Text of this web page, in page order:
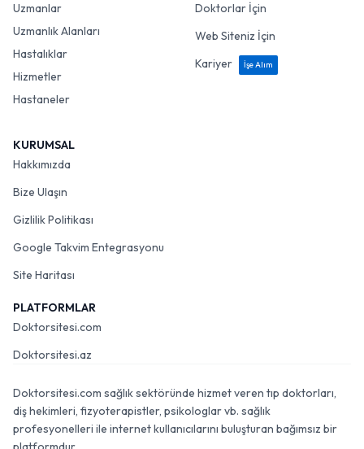
Uzmanlar
Uzmanlık Alanları
Hastalıklar
Hizmetler
Hastaneler
Doktorlar İçin
Web Siteniz İçin
Kariyer
İşe Alım
KURUMSAL
Hakkımızda
Bize Ulaşın
Gizlilik Politikası
Google Takvim Entegrasyonu
Site Haritası
PLATFORMLAR
Doktorsitesi.com
Doktorsitesi.az
Doktorsitesi.com sağlık sektöründe hizmet veren tıp doktorları,
diş hekimleri, fizyoterapistler, psikologlar vb. sağlık
profesyonelleri ile internet kullanıcılarını buluşturan bağımsız bir